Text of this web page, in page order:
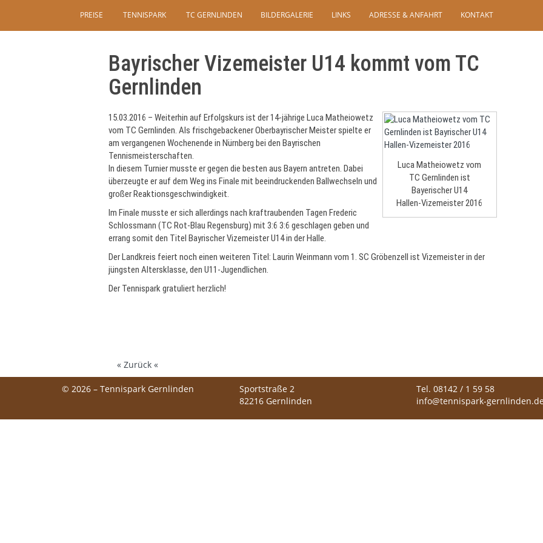
PREISE TENNISPARK TC GERNLINDEN BILDERGALERIE LINKS ADRESSE & ANFAHRT KONTAKT
Bayrischer Vizemeister U14 kommt vom TC
Gernlinden
Luca Matheiowetz vom
TC Gernlinden ist
Bayerischer U14
Hallen-Vizemeister 2016
15.03.2016 – Weiterhin auf Erfolgskurs ist der 14-jährige Luca Matheiowetz
vom TC Gernlinden. Als frischgebackener Oberbayrischer Meister spielte er
am vergangenen Wochenende in Nürnberg bei den Bayrischen
Tennismeisterschaften.
In diesem Turnier musste er gegen die besten aus Bayern antreten. Dabei
überzeugte er auf dem Weg ins Finale mit beeindruckenden Ballwechseln und
großer Reaktionsgeschwindigkeit.
Im Finale musste er sich allerdings nach kraftraubenden Tagen Frederic
Schlossmann (TC Rot-Blau Regensburg) mit 3:6 3:6 geschlagen geben und
errang somit den Titel Bayrischer Vizemeister U14 in der Halle.
Der Landkreis feiert noch einen weiteren Titel: Laurin Weinmann vom 1. SC Gröbenzell ist Vizemeister in der
jüngsten Altersklasse, den U11-Jugendlichen.
Der Tennispark gratuliert herzlich!
« Zurück «
© 2026 – Tennispark Gernlinden
Sportstraße 2
82216 Gernlinden
Tel. 08142 / 1 59 58
info@tennispark-